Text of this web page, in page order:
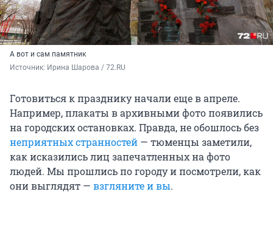
А вот и сам памятник
Источник: Ирина Шарова / 72.RU
Готовиться к празднику начали еще в апреле.
Например, плакаты в архивными фото появились
на городских остановках. Правда, не обошлось без
неприятных странностей — тюменцы заметили,
как исказились лиц запечатленных на фото
людей. Мы прошлись по городу и посмотрели, как
они выглядят — взгляните и вы.